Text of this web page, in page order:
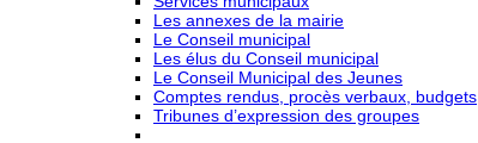
Les annexes de la mairie
Le Conseil municipal
Les élus du Conseil municipal
Le Conseil Municipal des Jeunes
Comptes rendus, procès verbaux, budgets
Tribunes d’expression des groupes